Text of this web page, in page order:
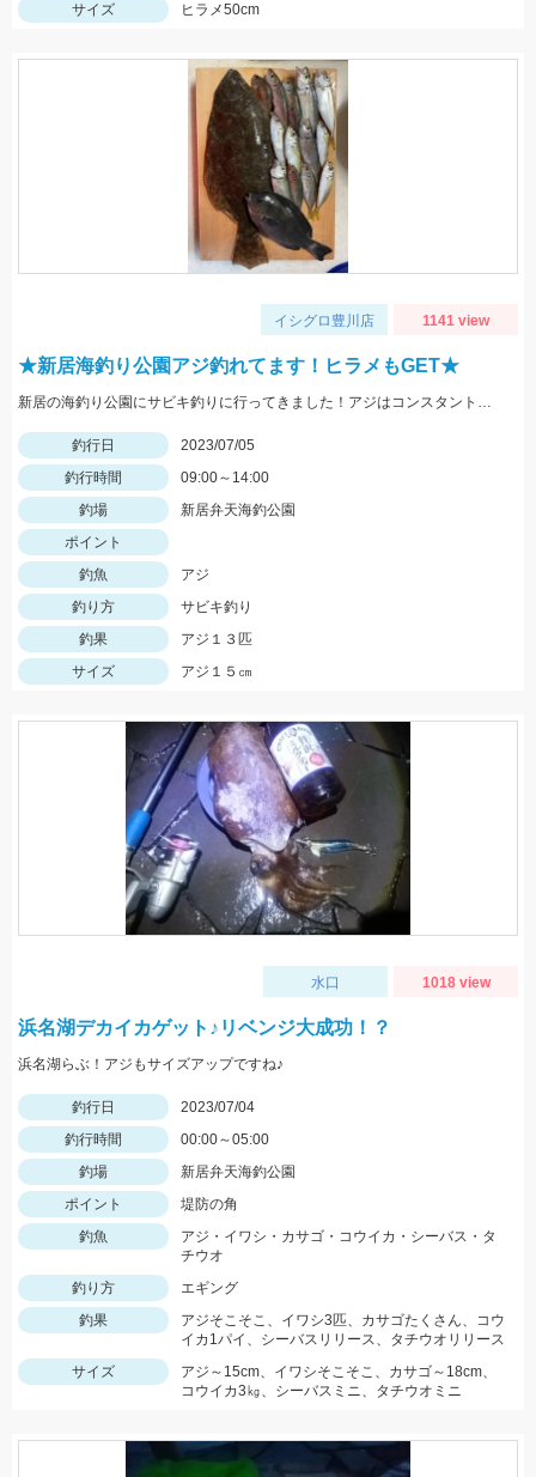
サイズ
ヒラメ50cm
イシグロ豊川店 1141 view
★新居海釣り公園アジ釣れてます！ヒラメもGET★
新居の海釣り公園にサビキ釣りに行ってきました！アジはコンスタントに釣れ泳がせでヒラメもGETです
釣行日
2023/07/05
釣行時間
09:00～14:00
釣場
新居弁天海釣公園
ポイント
釣魚
アジ
釣り方
サビキ釣り
釣果
アジ１３匹
サイズ
アジ１５㎝
水口 1018 view
浜名湖デカイカゲット♪リベンジ大成功！？
浜名湖らぶ！アジもサイズアップですね♪
釣行日
2023/07/04
釣行時間
00:00～05:00
釣場
新居弁天海釣公園
ポイント
堤防の角
釣魚
アジ・イワシ・カサゴ・コウイカ・シーバス・タ
チウオ
釣り方
エギング
釣果
アジそこそこ、イワシ3匹、カサゴたくさん、コウ
イカ1パイ、シーバスリリース、タチウオリリース
サイズ
アジ～15cm、イワシそこそこ、カサゴ～18cm、
コウイカ3㎏、シーバスミニ、タチウオミニ